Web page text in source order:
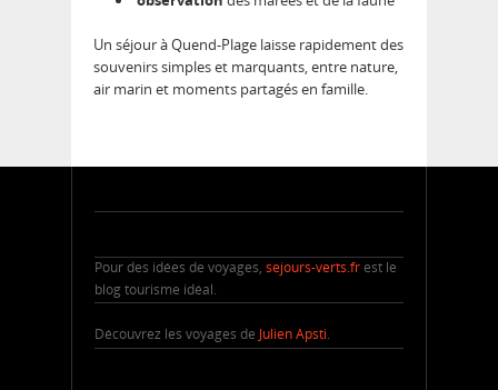
Un séjour à Quend-Plage laisse rapidement des
souvenirs simples et marquants, entre nature,
air marin et moments partagés en famille.
Pour des idées de voyages, sejours-verts.frest le
blog tourisme idéal.
Découvrez les voyages de Julien Apsti.